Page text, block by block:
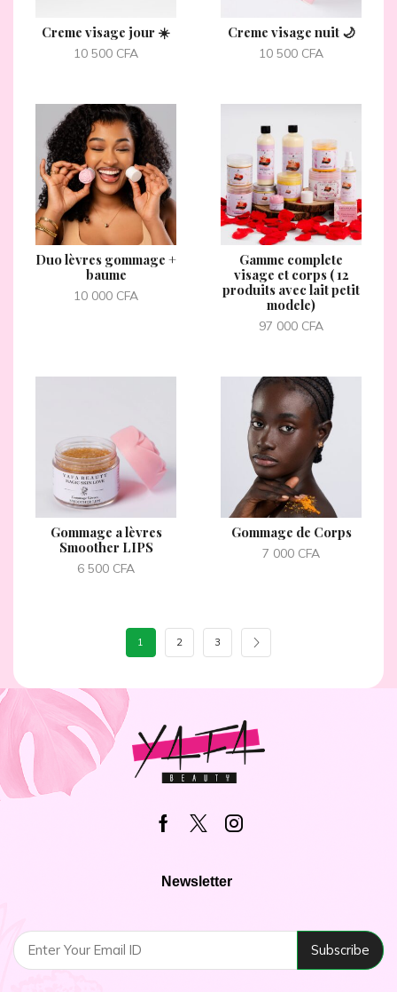
Creme visage jour ☀️
10 500 CFA
Creme visage nuit 🌙
10 500 CFA
Duo lèvres gommage +
baume
10 000 CFA
Gamme complete
visage et corps ( 12
produits avec lait petit
modele)
97 000 CFA
Gommage a lèvres
Smoother LIPS
6 500 CFA
Gommage de Corps
7 000 CFA
1 2 3
Newsletter